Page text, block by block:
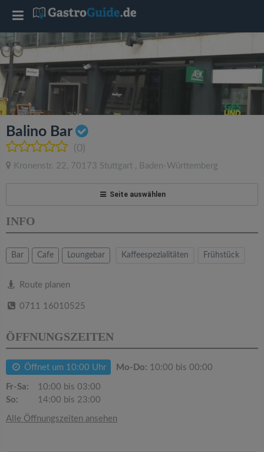
Balino Bar
(0)
Kronenstr. 22, 70173 Stuttgart , Baden-Württemberg
Seite auswählen
INFO
Bar Cafe Loungebar Kaffeespezialitäten Frühstück
Route planen
0711 16010525
ÖFFNUNGSZEITEN
Öffnet um 10:00 Uhr Mo-Do: 10:00 bis 00:00
Fr-Sa:
10:00 bis 03:00
So:
14:00 bis 23:00
Alle Öffnungszeiten ansehen
T
o
g
g
l
e
a
v
a
t
i